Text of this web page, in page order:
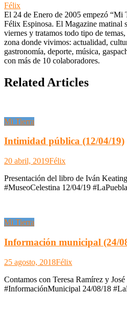
Félix
El 24 de Enero de 2005 empezó “Mi
Félix Espinosa. El Magazine matinal
viernes y tratamos todo tipo de
zona donde vivimos: actualidad,
gastronomía, deporte, música,
con más de 10 colaboradores.
Related Articles
Mi Tierra
Intimidad pública (12/04/19)
20 abril, 2019Félix
Presentación del libro de Iván
#MuseoCelestina 12/04/19
Mi Tierra
Información municipal (24/
25 agosto, 2018Félix
Contamos con Teresa Ramírez y
#InformaciónMunicipal 24/08/18